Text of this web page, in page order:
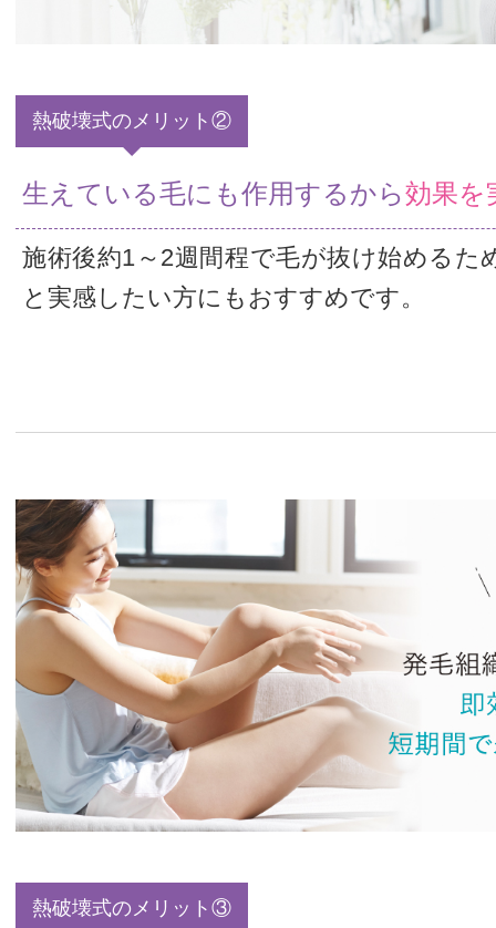
熱破壊式のメリット②
生えている毛にも作用するから効果を
施術後約1～2週間程で毛が抜け始めるた
と実感したい方にもおすすめです。
熱破壊式のメリット③